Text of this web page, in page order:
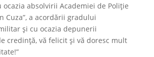
ocazia absolvirii Academiei de Poliție
Cuza”, a acordării gradului
și cu ocazia depunerii
credință, vă felicit și vă doresc mult